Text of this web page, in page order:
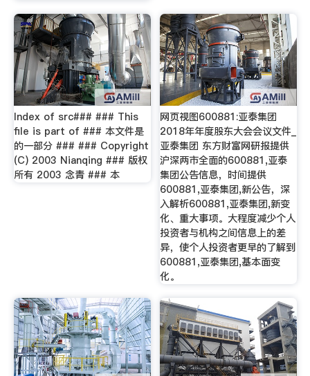
Index of src### ### This
file is part of ### 本文件是
的一部分 ### ### Copyright
(C) 2003 Nianqing ### 版权
所有 2003 念青 ### 本
网页视图600881:亚泰集团
2018年年度股东大会会议文件_
亚泰集团 东方财富网研报提供
沪深两市全面的600881,亚泰
集团公告信息，时间提供
600881,亚泰集团,新公告，深
入解析600881,亚泰集团,新变
化、重大事项。大程度减少个人
投资者与机构之间信息上的差
异，使个人投资者更早的了解到
600881,亚泰集团,基本面变
化。